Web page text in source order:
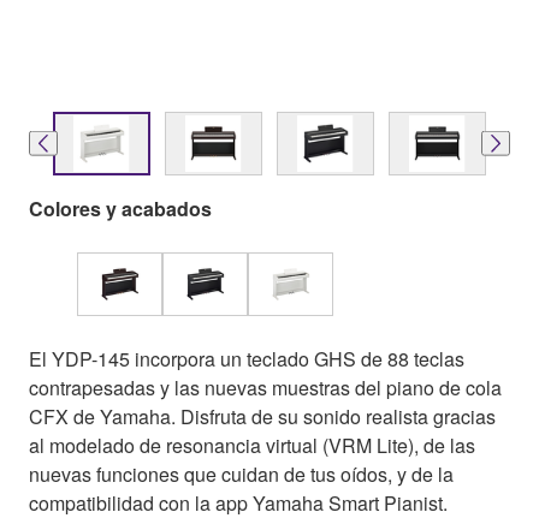
Colores y acabados
El YDP-145 incorpora un teclado GHS de 88 teclas
contrapesadas y las nuevas muestras del piano de cola
CFX de Yamaha. Disfruta de su sonido realista gracias
al modelado de resonancia virtual (VRM Lite), de las
nuevas funciones que cuidan de tus oídos, y de la
compatibilidad con la app Yamaha Smart Pianist.